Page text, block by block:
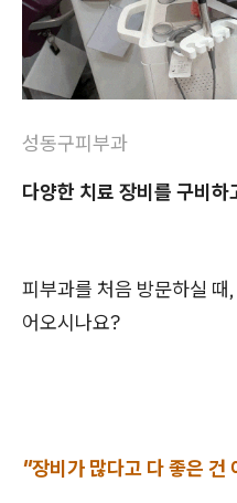
성동구피부과
다양한 치료 장비를 구비하
피부과를 처음 방문하실
어오시나요?
"장비가 많다고 다 좋은 건